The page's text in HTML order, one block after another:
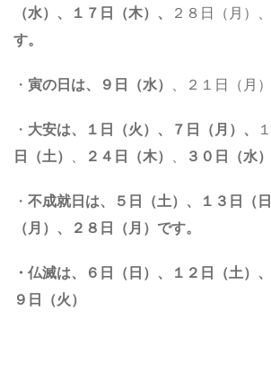
（水）、１７日（木）、
２８日（月）
す。
・ 寅の日は、 ９ 日（水） 、２１日（月
・ 大安は、 １日（火）、７日（月） 、
日（土）
２４日（木） ３０日（水）
・ 不成就日は、
５日（土）、１３日（
（月）、２８日 （月） です。
・仏滅は、
６日（日）、１２日（土）
９日 （火）